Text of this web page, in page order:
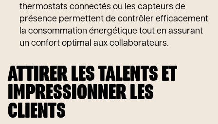
thermostats connectés ou les capteurs de
présence permettent de contrôler efficacement
la consommation énergétique tout en assurant
un confort optimal aux collaborateurs.
ATTIRER LES TALENTS ET
IMPRESSIONNER LES
CLIENTS